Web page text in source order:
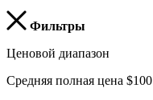
Фильтры
Ценовой диапазон
Средняя полная цена